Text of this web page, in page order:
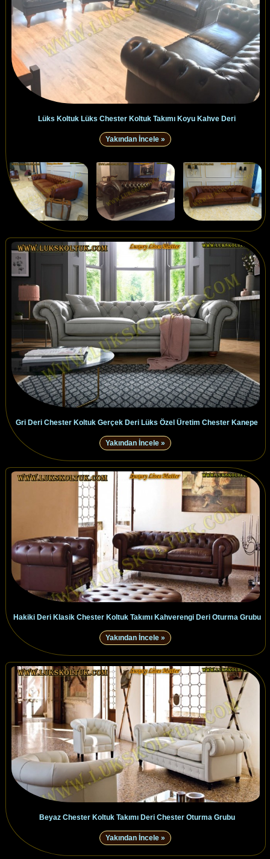
Lüks Koltuk Lüks Chester Koltuk Takımı Koyu Kahve Deri
Yakından İncele »
Gri Deri Chester Koltuk Gerçek Deri Lüks Özel Üretim Chester Kanepe
Yakından İncele »
Hakiki Deri Klasik Chester Koltuk Takımı Kahverengi Deri Oturma Grubu
Yakından İncele »
Beyaz Chester Koltuk Takımı Deri Chester Oturma Grubu
Yakından İncele »